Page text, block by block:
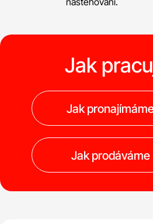
Jak
Jak
Jak prodáváme